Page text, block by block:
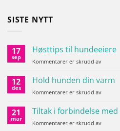
SISTE NYTT
17
sep
Høsttips til hundeeiere
Kommentarer er skrudd avfor
til
12
des
Hold hunden din varm
Kommentarer er skrudd avfor
varm
21
mar
Tiltak i forbindelse
Kommentarer er skrudd avfor